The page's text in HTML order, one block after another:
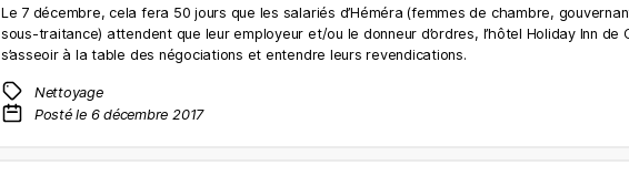
Le 7 décembre, cela fera 50 jours que les salariés d’Héméra (femmes de chambre,
sous-traitance) attendent que leur employeur et/ou le donneur d’ordres, l’hôtel Holiday Inn de
s’asseoir à la table des négociations et entendre leurs revendications.
Nettoyage
Posté le 6 décembre 2017